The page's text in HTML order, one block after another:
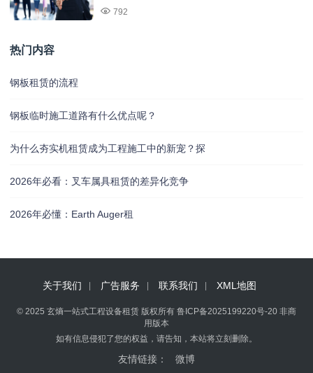
792
热门内容
钢板租赁的流程
钢板临时施工道路有什么优点呢？
为什么夯实机租赁成为工程施工中的新宠？探
2026年必看：叉车属具租赁的差异化竞争
2026年必懂：Earth Auger租
关于我们 广告服务 联系我们 XML地图
© 2025 玄熵一站式工程设备租赁 版权所有 鲁ICP备2025199220号-20 非商
用版本
如有信息侵犯了您的权益，请告知，本站将立刻删除。
友情链接： 微博